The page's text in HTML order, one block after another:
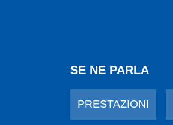
SE NE PARLA
PRESTAZIONI